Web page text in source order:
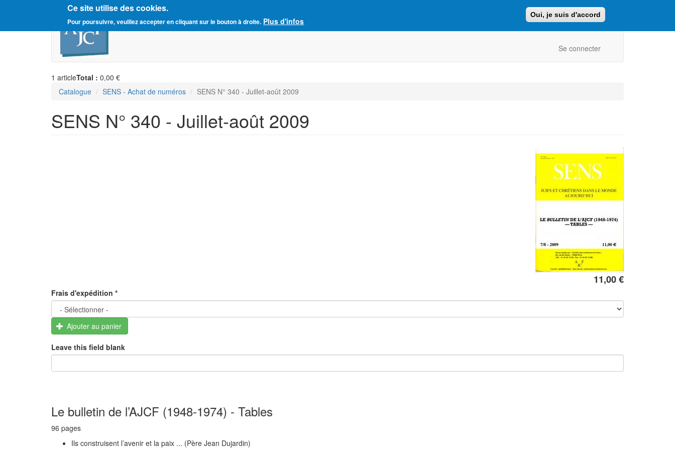
Ce site utilise des cookies.
Pour poursuivre, veuillez accepter en cliquant sur le bouton à droite. Plus d'infos
Oui, je suis d'accord
Amitié Judéo-Chrétienne de France Accueil Retour au site ajcf.fr
Se connecter
1 articleTotal : 0,00 €
Catalogue
SENS - Achat de numéros SENS N° 340 - Juillet-août 2009
SENS N° 340 - Juillet-août 2009
11,00 €
Frais d'expédition *
Ajouter au panier
Leave this field blank
Le bulletin de l’AJCF (1948-1974) - Tables
96 pages
Ils construisent l’avenir et la paix ... (Père Jean Dujardin)